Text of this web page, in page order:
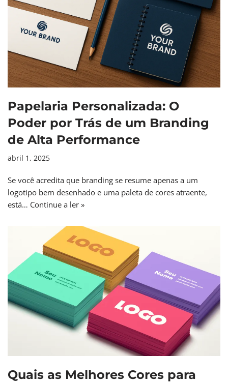
Papelaria Personalizada: O
Poder por Trás de um Branding
de Alta Performance
abril 1, 2025
Se você acredita que branding se resume apenas a um
logotipo bem desenhado e uma paleta de cores atraente,
está… Continue a ler »
Quais as Melhores Cores para